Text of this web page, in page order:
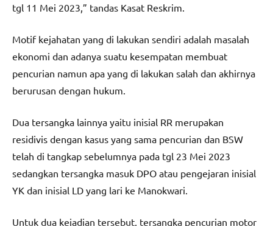
tgl 11 Mei 2023,” tandas Kasat Reskrim.
Motif kejahatan yang di lakukan sendiri adalah masalah
ekonomi dan adanya suatu kesempatan membuat
pencurian namun apa yang di lakukan salah dan akhirnya
berurusan dengan hukum.
Dua tersangka lainnya yaitu inisial RR merupakan
residivis dengan kasus yang sama pencurian dan BSW
telah di tangkap sebelumnya pada tgl 23 Mei 2023
sedangkan tersangka masuk DPO atau pengejaran inisial
YK dan inisial LD yang lari ke Manokwari.
Untuk dua kejadian tersebut, tersangka pencurian motor